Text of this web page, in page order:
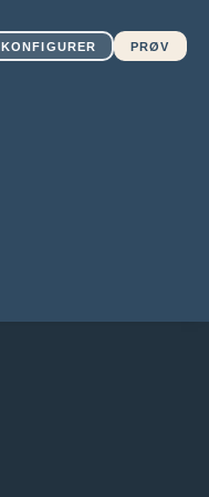
KONFIGURER PRØV